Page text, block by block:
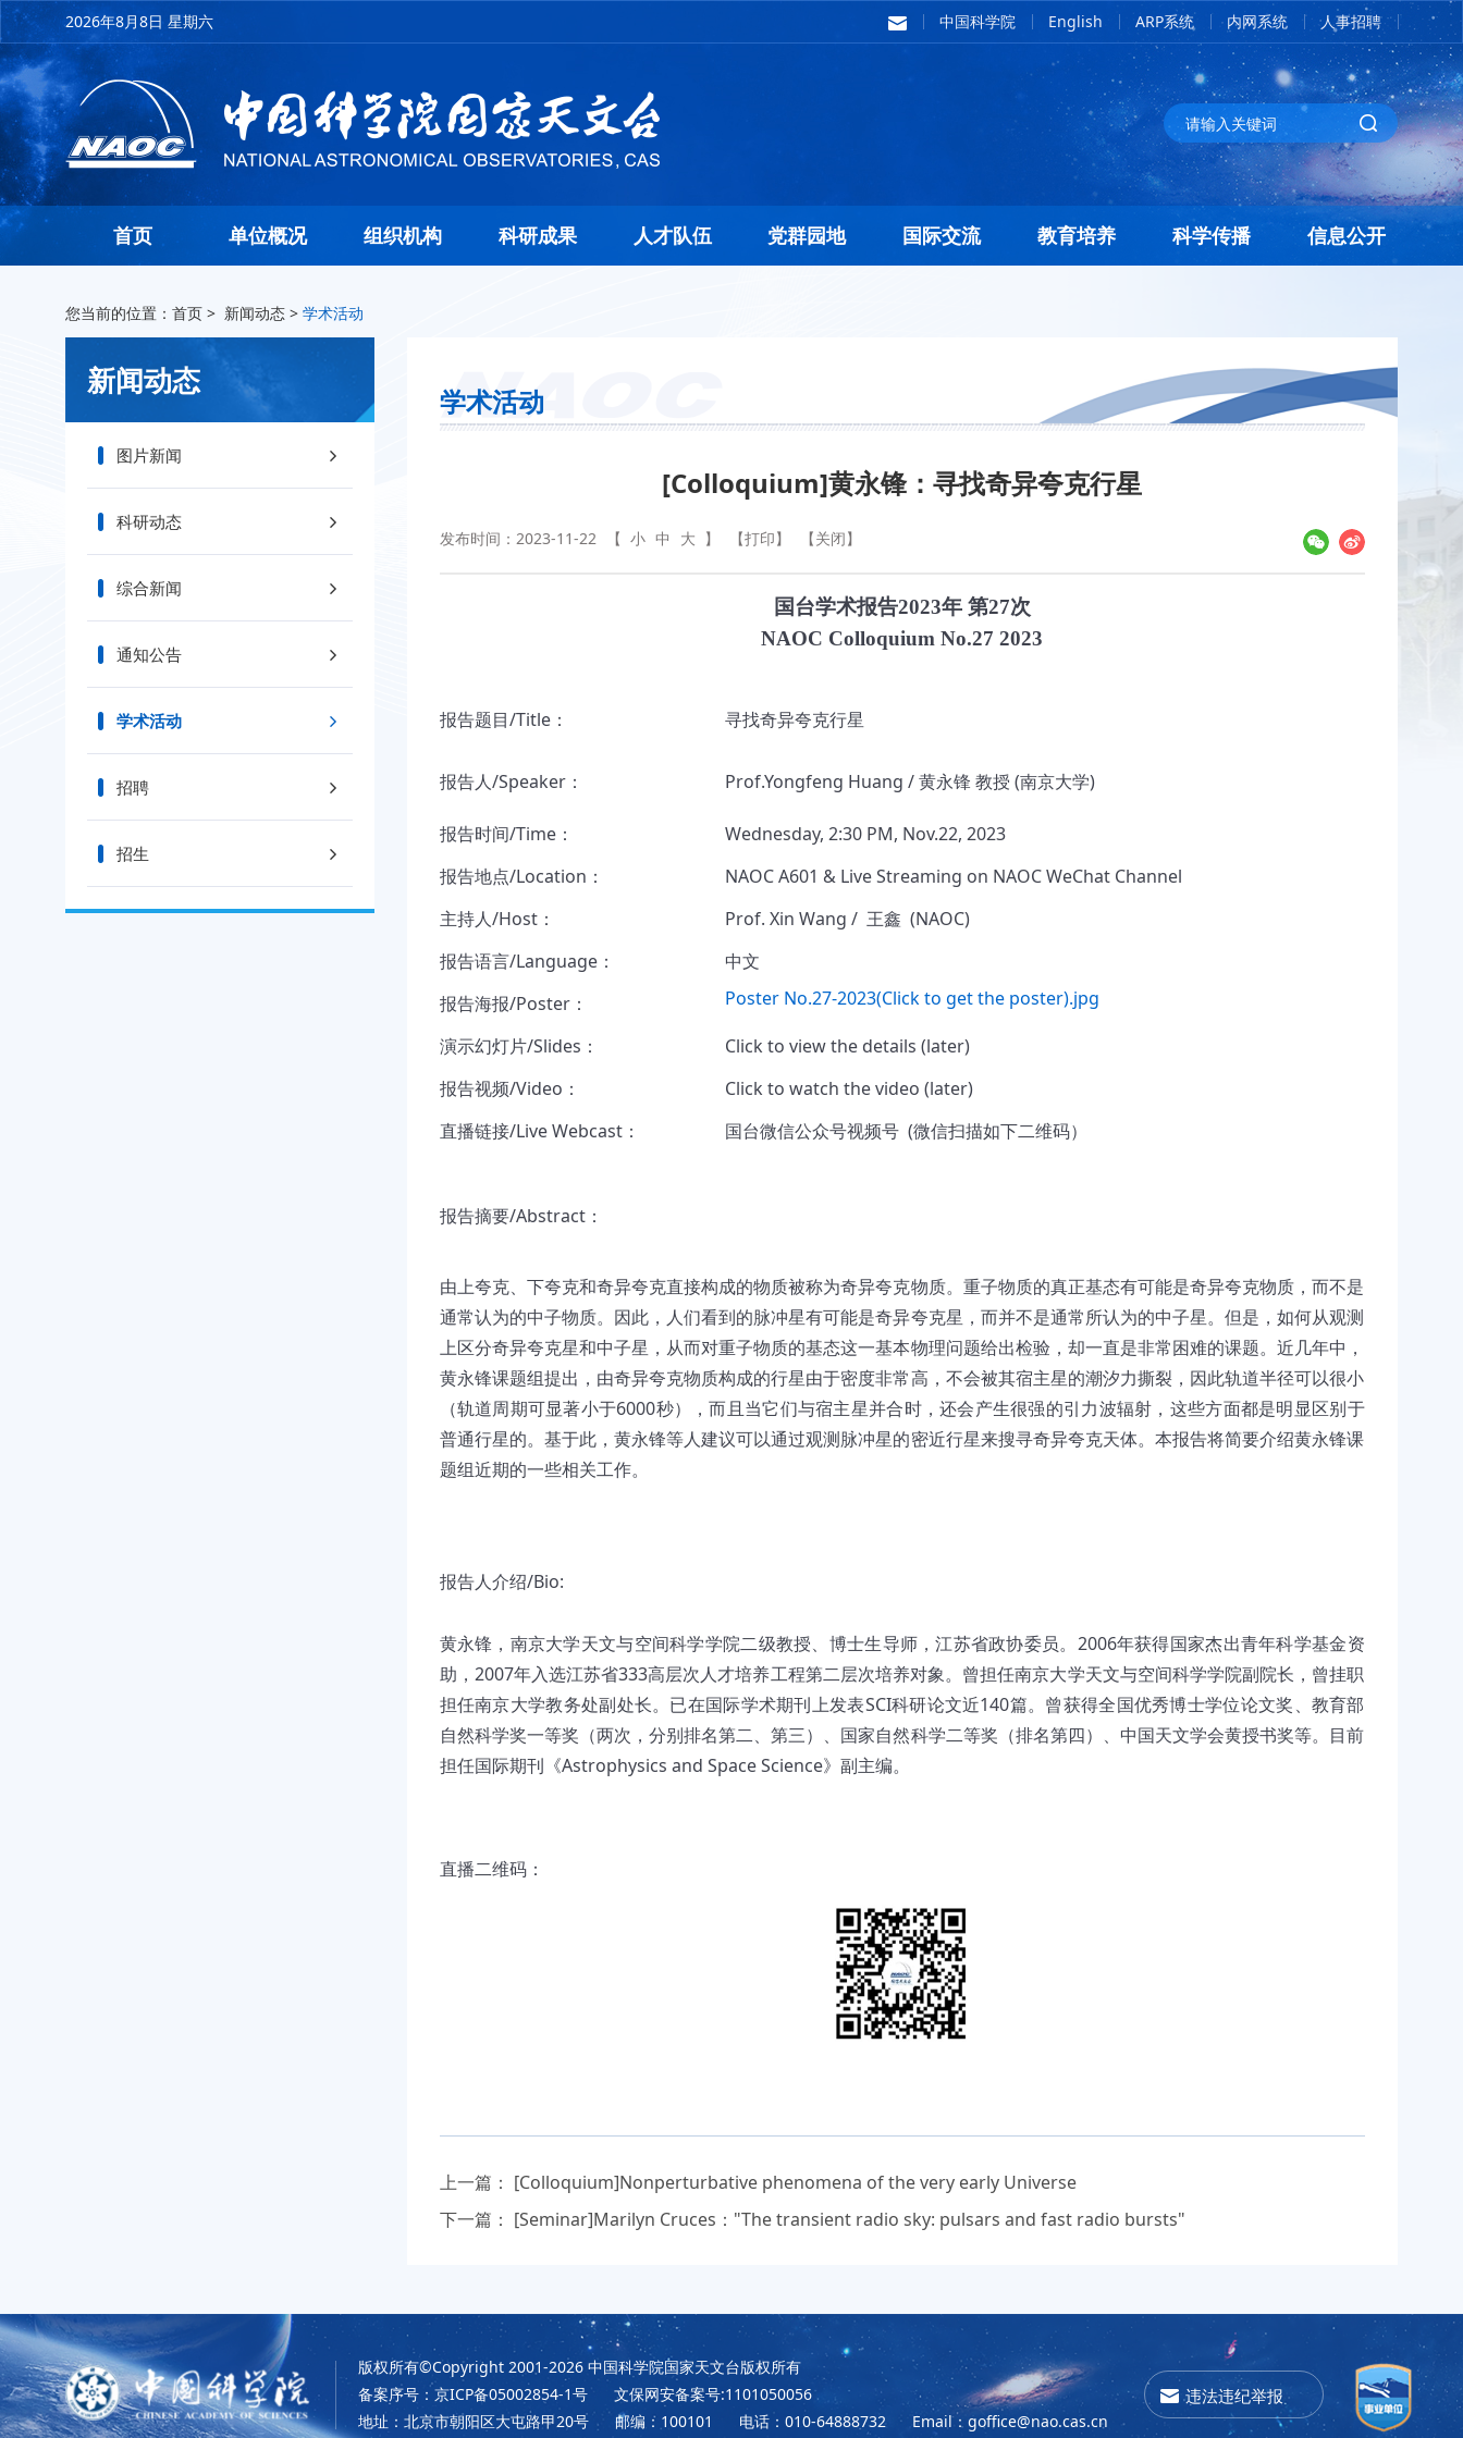
2026年8月8日 星期六 中国科学院 English ARP系统 内网系统 人事招聘
首页 单位概况 组织机构 科研成果 人才队伍 党群园地 国际交流 教育培养 科学传播 信息公开
您当前的位置： 首页 > 新闻动态 > 学术活动
新闻动态
图片新闻
科研动态
综合新闻
通知公告
学术活动
招聘
招生
学术活动
[Colloquium]黄永锋：寻找奇异夸克行星
发布时间：2023-11-22 【 小 中 大 】 【打印】 【关闭】
国台学术报告2023年 第27次
NAOC Colloquium No.27 2023
报告题目/Title： 寻找奇异夸克行星
报告人/Speaker： Prof.Yongfeng Huang / 黄永锋 教授 (南京大学)
报告时间/Time：
Wednesday, 2:30 PM, Nov.22, 2023
报告地点/Location：
NAOC A601 & Live Streaming on NAOC WeChat Channel
主持人/Host：
Prof. Xin Wang / 王鑫 (NAOC)
报告语言/Language：
中文
报告海报/Poster：
Poster No.27-2023(Click to get the poster).jpg
演示幻灯片/Slides：
Click to view the details (later)
报告视频/Video：
Click to watch the video (later)
直播链接/Live Webcast：
国台微信公众号视频号 (微信扫描如下二维码）
报告摘要/Abstract：
由上夸克、下夸克和奇异夸克直接构成的物质被称为奇异夸克物质。重子物质的真正基态有可能是奇异夸克物质，而不是
通常认为的中子物质。因此，人们看到的脉冲星有可能是奇异夸克星，而并不是通常所认为的中子星。但是，如何从观测
上区分奇异夸克星和中子星，从而对重子物质的基态这一基本物理问题给出检验，却一直是非常困难的课题。近几年中，
黄永锋课题组提出，由奇异夸克物质构成的行星由于密度非常高，不会被其宿主星的潮汐力撕裂，因此轨道半径可以很小
（轨道周期可显著小于6000秒），而且当它们与宿主星并合时，还会产生很强的引力波辐射，这些方面都是明显区别于
普通行星的。基于此，黄永锋等人建议可以通过观测脉冲星的密近行星来搜寻奇异夸克天体。本报告将简要介绍黄永锋课
题组近期的一些相关工作。
报告人介绍/Bio:
黄永锋，南京大学天文与空间科学学院二级教授、博士生导师，江苏省政协委员。2006年获得国家杰出青年科学基金资
助，2007年入选江苏省333高层次人才培养工程第二层次培养对象。曾担任南京大学天文与空间科学学院副院长，曾挂职
担任南京大学教务处副处长。已在国际学术期刊上发表SCI科研论文近140篇。曾获得全国优秀博士学位论文奖、教育部
自然科学奖一等奖（两次，分别排名第二、第三）、国家自然科学二等奖（排名第四）、中国天文学会黄授书奖等。目前
担任国际期刊《Astrophysics and Space Science》副主编。
直播二维码：
上一篇： [Colloquium]Nonperturbative phenomena of the very early Universe
下一篇： [Seminar]Marilyn Cruces："The transient radio sky: pulsars and fast radio bursts"
版权所有©Copyright 2001-2026 中国科学院国家天文台版权所有
备案序号：京ICP备05002854-1号
文保网安备案号:1101050056
地址：北京市朝阳区大屯路甲20号
邮编：100101 电话：010-64888732 Email：goffice@nao.cas.cn
违法违纪举报